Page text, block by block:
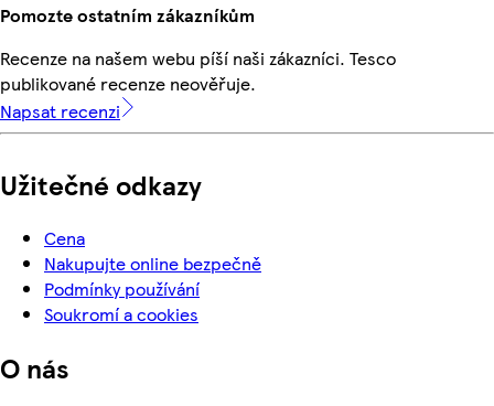
Pomozte ostatním zákazníkům
Recenze na našem webu píší naši zákazníci. Tesco
publikované recenze neověřuje.
Napsat recenzi
Užitečné odkazy
Cena
Nakupujte online bezpečně
Podmínky používání
Soukromí a cookies
O nás